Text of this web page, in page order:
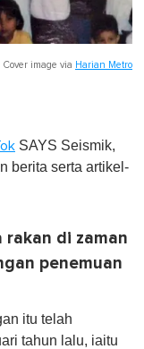
Cover image via Harian Metro
SAYS Seismik,
berita serta artikel-
rakan di zaman
penemuan
itu telah
tahun lalu, iaitu